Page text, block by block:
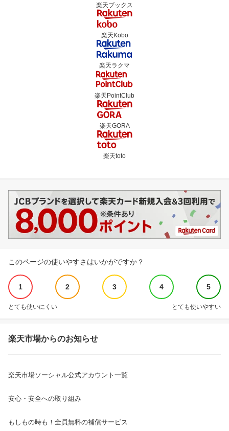
楽天ブックス
楽天Kobo
楽天ラクマ
楽天PointClub
楽天GORA
楽天toto
このページの使いやすさはいかがですか？
1 2 3 4 5
とても使いにくい とても使いやすい
楽天市場からのお知らせ
楽天市場ソーシャル公式アカウント一覧
安心・安全への取り組み
もしもの時も！全員無料の補償サービス